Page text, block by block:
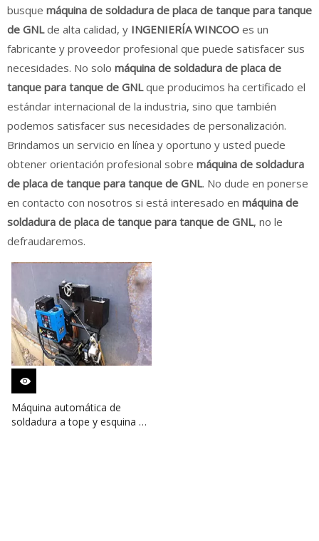
busque máquina de soldadura de placa de tanque para tanque
de GNLde alta calidad, y INGENIERÍA WINCOO es un
fabricante y proveedor profesional que puede satisfacer sus
necesidades. No solo máquina de soldadura de placa de
tanque para tanque de GNLque producimos ha certificado el
estándar internacional de la industria, sino que también
podemos satisfacer sus necesidades de personalización.
Brindamos un servicio en línea y oportuno y usted puede
obtener orientación profesional sobre máquina de soldadura
de placa de tanque para tanque de GNL. No dude en ponerse
en contacto con nosotros si está interesado en máquina de
soldadura de placa de tanque para tanque de GNL, no le
defraudaremos.
Máquina automática de
soldadura a tope y esquina de